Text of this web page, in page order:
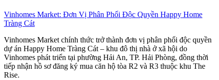
Vinhomes Market: Đơn Vị Phân Phối Độc Quyền Happy Home
Tràng Cát
Vinhomes Market chính thức trở thành đơn vị phân phối độc quyền
dự án Happy Home Tràng Cát – khu đô thị nhà ở xã hội do
Vinhomes phát triển tại phường Hải An, TP. Hải Phòng, đồng thời
tiếp nhận hồ sơ đăng ký mua căn hộ tòa R2 và R3 thuộc khu The
Rise.